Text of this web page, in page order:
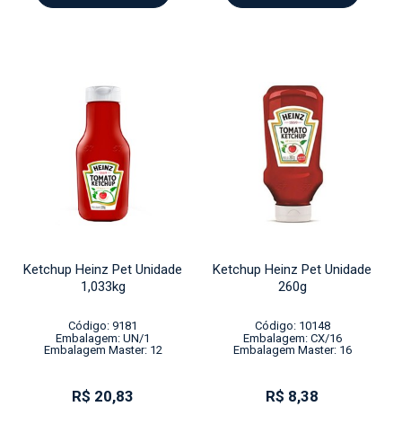
Ketchup Heinz Pet Unidade
1,033kg
Código: 9181
Embalagem: UN/1
Embalagem Master: 12
R$ 20,83
Ketchup Heinz Pet Unidade
260g
Código: 10148
Embalagem: CX/16
Embalagem Master: 16
R$ 8,38